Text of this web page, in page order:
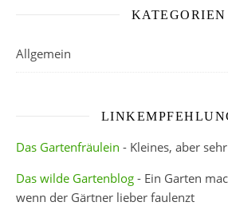
KATEGORIEN
Allgemein
Das Gartenfräulein - Kleines, aber
Das wilde Gartenblog - Ein Garten
wenn der Gärtner lieber faulenzt